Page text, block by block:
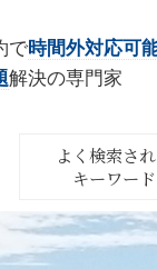
で時間外対応可
解決の専門家
よく検索さ
キーワード